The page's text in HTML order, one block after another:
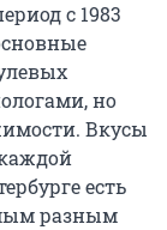
с 1983
но
Вкусы
есть
разным